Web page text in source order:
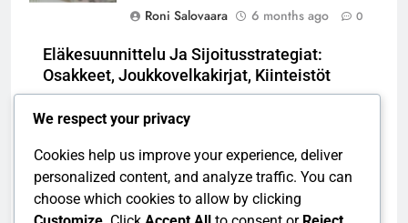
Roni Salovaara
6 months ago 0
Eläkesuunnittelu Ja Sijoitusstrategiat:
Osakkeet, Joukkovelkakirjat, Kiinteistöt
Eläkesuunnittelu Ja
Eläkeoikeudet: Eläkejärjestelmät,
Julkinen eläke, Yksityinen eläke
Roni Salovaara
6 months ago
We respect your privacy
Cookies help us improve your experience, deliver
personalized content, and analyze traffic. You can
choose which cookies to allow by clicking